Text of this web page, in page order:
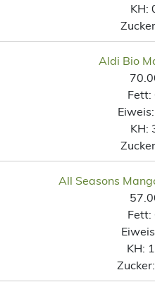
KH:
Aldi Bio
Fett:
Eiweis:
KH:
All Seasons
Fett:
KH:
Zucker: